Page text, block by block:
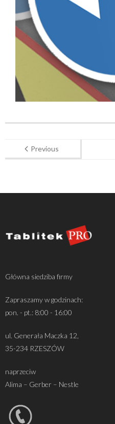
Previous
Główna siedziba firmy
Zapraszamy w godzinach:
pon. - pt.: 8:00 - 16:00
ul. Generała Maczka 12,
35-234 RZESZÓW
naprzeciw
Alima – Gerber – Nestle